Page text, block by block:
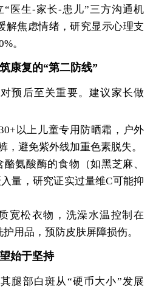
“医生-家长-患儿”三方沟通机
解焦虑情绪，研究显示心理支
。
康复的“第二防线”
预后至关重要。建议家长做
以上儿童专用防晒霜，户外
，避免紫外线加重色素脱失。
酪氨酸酶的食物（如黑芝麻、
量，研究证实过量维C可能抑
宽松衣物，洗澡水温控制在
用品，预防皮肤屏障损伤。
始于坚持
腿部白斑从“硬币大小”发展